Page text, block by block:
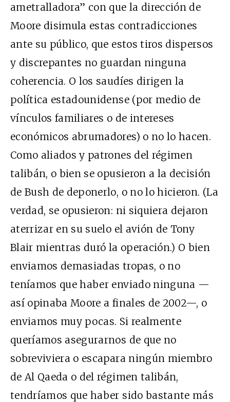
ametralladora” con que la dirección de
Moore disimula estas contradicciones
ante su público, que estos tiros dispersos
y discrepantes no guardan ninguna
coherencia. O los saudíes dirigen la
política estadounidense (por medio de
vínculos familiares o de intereses
económicos abrumadores) o no lo hacen.
Como aliados y patrones del régimen
talibán, o bien se opusieron a la decisión
de Bush de deponerlo, o no lo hicieron. (La
verdad, se opusieron: ni siquiera dejaron
aterrizar en su suelo el avión de Tony
Blair mientras duró la operación.) O bien
enviamos demasiadas tropas, o no
teníamos que haber enviado ninguna —
así opinaba Moore a finales de 2002—, o
enviamos muy pocas. Si realmente
queríamos asegurarnos de que no
sobreviviera o escapara ningún miembro
de Al Qaeda o del régimen talibán,
tendríamos que haber sido bastante más